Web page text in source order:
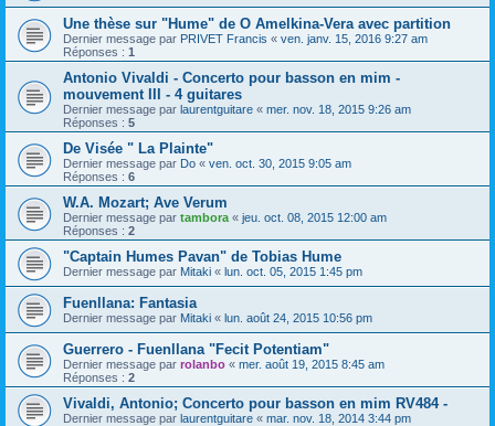
Une thèse sur "Hume" de O Amelkina-Vera avec partition
Dernier message par PRIVET Francis « ven. janv. 15, 2016 9:27 am
Réponses : 1
Antonio Vivaldi - Concerto pour basson en mim -
mouvement III - 4 guitares
Dernier message par laurentguitare « mer. nov. 18, 2015 9:26 am
Réponses : 5
De Visée " La Plainte"
Dernier message par Do « ven. oct. 30, 2015 9:05 am
Réponses : 6
W.A. Mozart; Ave Verum
Dernier message par tambora « jeu. oct. 08, 2015 12:00 am
Réponses : 2
"Captain Humes Pavan" de Tobias Hume
Dernier message par Mitaki « lun. oct. 05, 2015 1:45 pm
Fuenllana: Fantasia
Dernier message par Mitaki « lun. août 24, 2015 10:56 pm
Guerrero - Fuenllana "Fecit Potentiam"
Dernier message par rolanbo « mer. août 19, 2015 8:45 am
Réponses : 2
Vivaldi, Antonio; Concerto pour basson en mim RV484 -
Dernier message par laurentguitare « mar. nov. 18, 2014 3:44 pm